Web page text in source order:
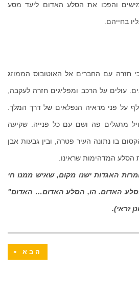
והפכו את הסלע האדום ליעד מסע
בחייהם.
חזרה עם החברים אל האוטובוס הממוזג
עולים על הרכב ומפליגים חזרה לעקבה,
על פני מראיה הנפלאים של דרך המלך.
מתגלים פה ושם עם כל פנייה. שקיעה
בו נתונה העיר פטרה, ובין גבעות אבן
המדהימות שראינו.
האגדות ישנו מקום, שאיש ממנו חי
האדום. הו, הסלע האדום… האדום"
זראי).
הבא »